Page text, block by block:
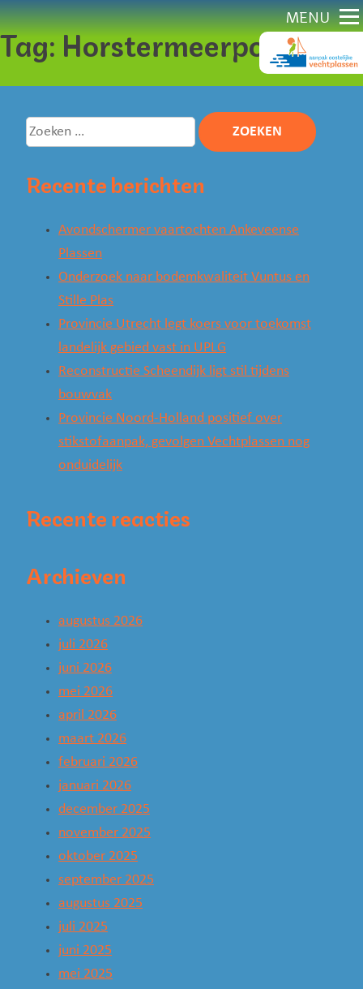
naar
content
MENU
Tag: Horstermeerpolder
Zoeken
naar:
Recente berichten
Avondschermer vaartochten Ankeveense
Plassen
Onderzoek naar bodemkwaliteit Vuntus en
Stille Plas
Provincie Utrecht legt koers voor toekomst
landelijk gebied vast in UPLG
Reconstructie Scheendijk ligt stil tijdens
bouwvak
Provincie Noord-Holland positief over
stikstofaanpak, gevolgen Vechtplassen nog
onduidelijk
Recente reacties
Archieven
augustus 2026
juli 2026
juni 2026
mei 2026
april 2026
maart 2026
februari 2026
januari 2026
december 2025
november 2025
oktober 2025
september 2025
augustus 2025
juli 2025
juni 2025
mei 2025